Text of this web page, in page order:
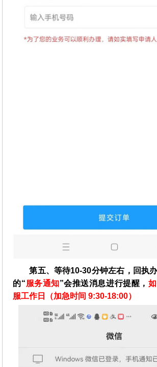
第五、等待10-30分钟左右，回执
的“服务通知”会推送消息进行提醒，
服工作日（加急时间 9:30-18:00）